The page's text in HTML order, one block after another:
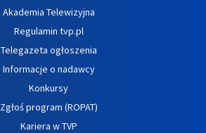
Akademia Telewizyjna
Regulamin tvp.pl
Telegazeta ogłoszenia
Informacje o nadawcy
Konkursy
Zgłoś program (ROPAT)
Kariera w TVP